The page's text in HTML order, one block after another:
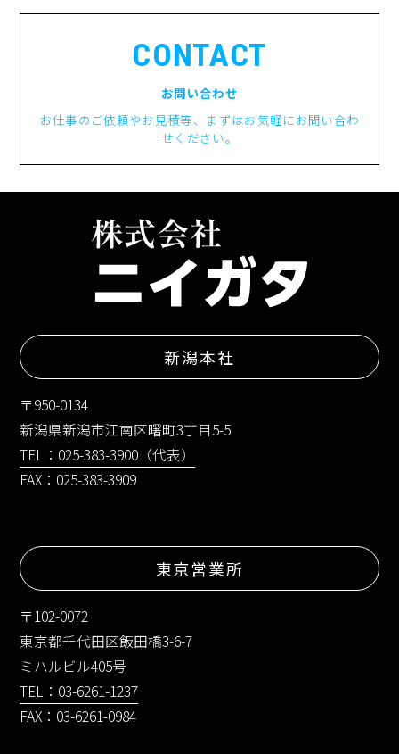
CONTACT
お問い合わせ
お仕事のご依頼やお見積等、まずはお気軽にお問い合わ
せください。
新潟本社
〒950-0134
新潟県新潟市江南区曙町3丁目5-5
TEL：025-383-3900（代表）
FAX：025-383-3909
東京営業所
〒102-0072
東京都千代田区飯田橋3-6-7
ミハルビル405号
TEL：03-6261-1237
FAX：03-6261-0984